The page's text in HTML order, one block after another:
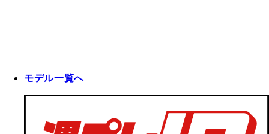
モデル一覧へ